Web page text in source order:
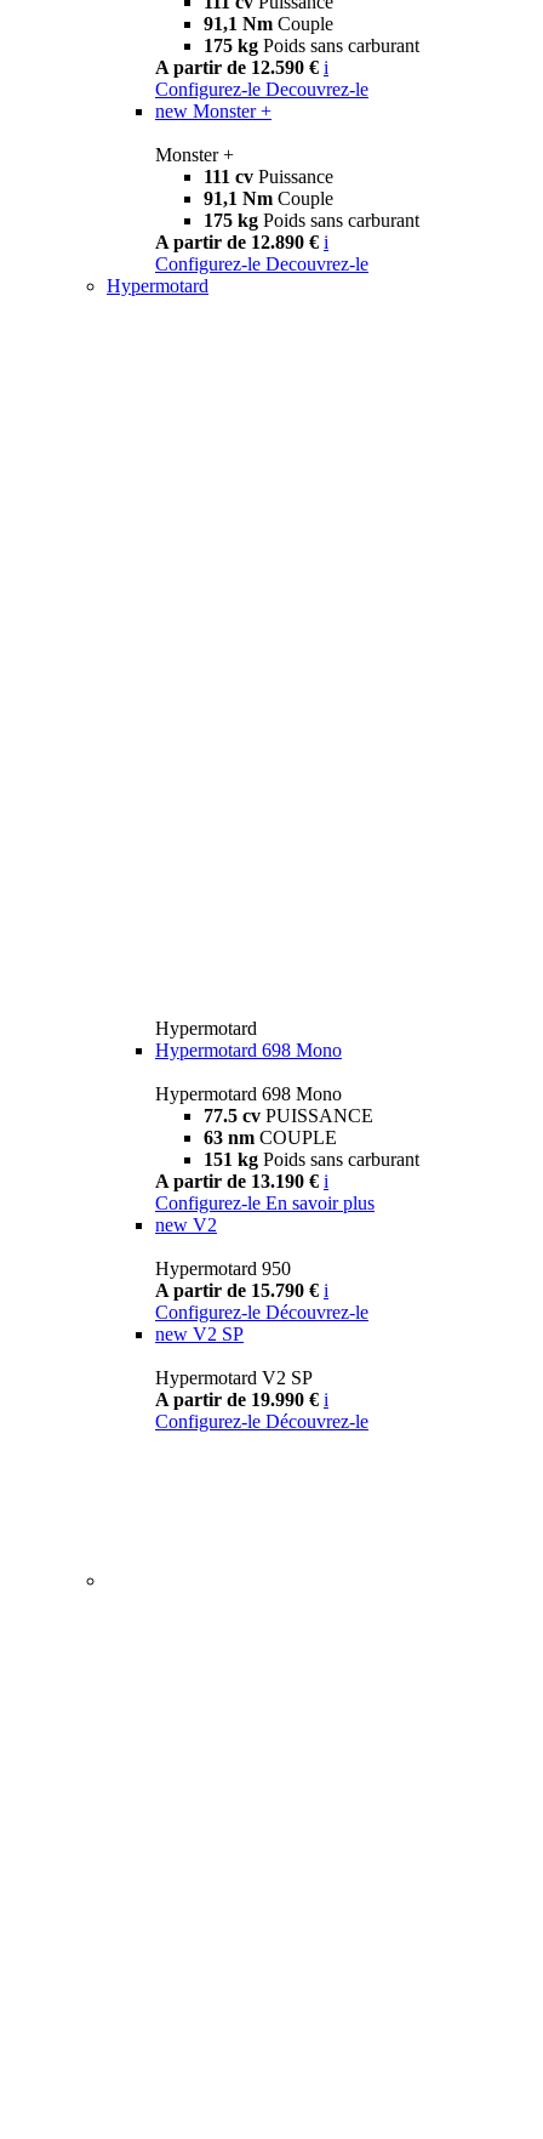
91,1 Nm Couple
175 kg Poids sans carburant
A partir de 12.590 € i
Configurez-le Decouvrez-le
new Monster +
Monster +
111 cv Puissance
91,1 Nm Couple
175 kg Poids sans carburant
A partir de 12.890 € i
Configurez-le Decouvrez-le
Hypermotard
Hypermotard
Hypermotard 698 Mono
Hypermotard 698 Mono
77.5 cv PUISSANCE
63 nm COUPLE
151 kg Poids sans carburant
A partir de 13.190 € i
Configurez-le En savoir plus
new V2
Hypermotard 950
A partir de 15.790 € i
Configurez-le Découvrez-le
new V2 SP
Hypermotard V2 SP
A partir de 19.990 € i
Configurez-le Découvrez-le